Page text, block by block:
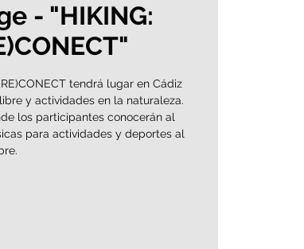
- "HIKING:
tendrá lugar en Cádiz
y actividades en la naturaleza.
los participantes conocerán al
para actividades y deportes al